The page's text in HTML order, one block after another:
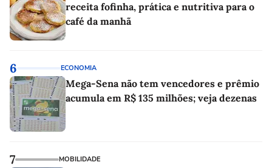
receita fofinha, prática e nutritiva para o
café da manhã
6 ECONOMIA
Mega-Sena não tem vencedores e prêmio
acumula em R$ 135 milhões; veja dezenas
7 MOBILIDADE